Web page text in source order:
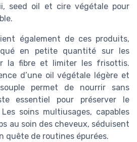
seed oil et cire végétale pour
également de ces produits,
en petite quantité sur les
la fibre et limiter les frisottis.
d’une oil végétale légère et
permet de nourrir sans
essentiel pour préserver le
soins multiusages, capables
au soin des cheveux, séduisent
quête de routines épurées.